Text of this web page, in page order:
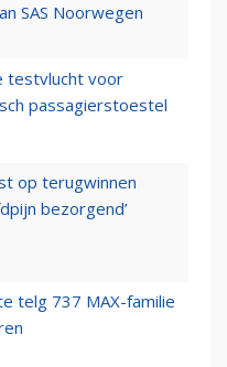
SAS Noorwegen
testvlucht voor
passagierstoestel
op terugwinnen
bezorgend’
telg 737 MAX-familie